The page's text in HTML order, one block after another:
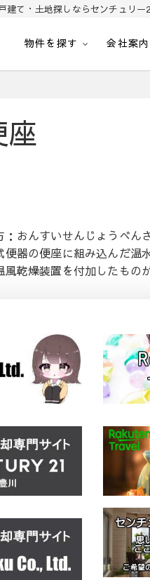
建て・土地探しならセンチュリー
地・リノベ物件探
物件を探す 会社案内
座
：おんすいせんじょうべん
便器の便座に組み込んだ温
風乾燥装置を付加したもの